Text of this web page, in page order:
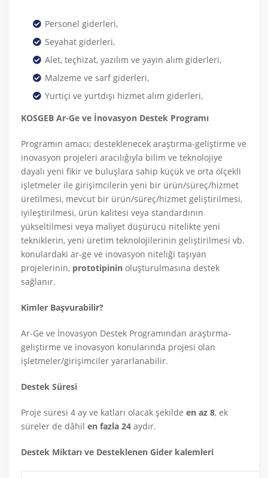
Personel giderleri,
Seyahat giderleri,
Alet, teçhizat, yazılım ve yayın alım giderleri,
Malzeme ve sarf giderleri,
Yurtiçi ve yurtdışı hizmet alım giderleri,
KOSGEB Ar-Ge ve İnovasyon Destek Programı
Programın amacı; desteklenecek araştırma-geliştirme ve
inovasyon projeleri aracılığıyla bilim ve teknolojiye
dayalı yeni fikir ve buluşlara sahip küçük ve orta ölçekli
işletmeler ile girişimcilerin yeni bir ürün/süreç/hizmet
üretilmesi, mevcut bir ürün/süreç/hizmet geliştirilmesi,
iyileştirilmesi, ürün kalitesi veya standardının
yükseltilmesi veya maliyet düşürücü nitelikte yeni
tekniklerin, yeni üretim teknolojilerinin geliştirilmesi vb.
konulardaki ar-ge ve inovasyon niteliği taşıyan
projelerinin, prototipinin oluşturulmasına destek
sağlanır.
Kimler Başvurabilir?
Ar-Ge ve İnovasyon Destek Programından araştırma-
geliştirme ve inovasyon konularında projesi olan
işletmeler/girişimciler yararlanabilir.
Destek Süresi
Proje süresi 4 ay ve katları olacak şekilde en az 8, ek
süreler de dâhil en fazla 24 aydır.
Destek Miktarı ve Desteklenen Gider kalemleri